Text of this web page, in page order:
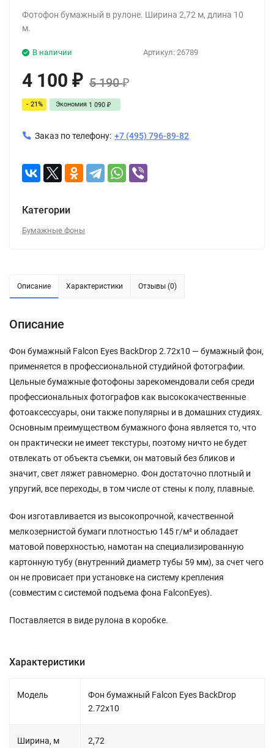
Фотофон бумажный в рулоне. Ширина 2,72 м, длина 10
м.
Артикул: 26789
В наличии
4 100 ₽ 5 190₽
- 21% Экономия 1 090 ₽
Заказ по телефону: +7 (495) 796-89-82
Категории
Бумажные фоны
Описание Характеристики Отзывы (0)
Описание
Фон бумажный Falcon Eyes BackDrop 2.72x10 — бумажный фон,
применяется в профессиональной студийной фотографии.
Цельные бумажные фотофоны зарекомендовали себя среди
профессиональных фотографов как высококачественные
фотоаксессуары, они также популярны и в домашних студиях.
Основным преимуществом бумажного фона является то, что
он практически не имеет текстуры, поэтому ничто не будет
отвлекать от объекта съемки, он матовый без бликов и
значит, свет ляжет равномерно. Фон достаточно плотный и
упругий, все переходы, в том числе от стены к полу, плавные.
Фон изготавливается из высокопрочной, качественной
мелкозернистой бумаги плотностью 145 г/м² и обладает
матовой поверхностью, намотан на специализированную
картонную тубу (внутренний диаметр тубы 59 мм), за счет чего
он не провисает при установке на систему крепления
(совместим с системой подъема фона FalconEyes).
Поставляется в виде рулона в коробке.
Характеристики
Модель
Фон бумажный Falcon Eyes BackDrop
2.72x10
Ширина, м 2,72